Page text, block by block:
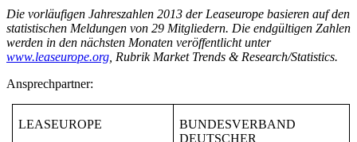
Die vorläufigen Jahreszahlen 2013 der Leaseurope basieren auf den
statistischen Meldungen von 29 Mitgliedern. Die endgültigen Zahlen
werden in den nächsten Monaten veröffentlicht unter
www.leaseurope.org , Rubrik Market Trends & Research/Statistics.
Ansprechpartner:
LEASEUROPE
BUNDESVERBAND
DEUTSCHER